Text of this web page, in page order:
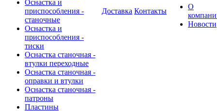
Оснастка и
приспособления -
станочные
Оснастка и
приспособления -
тиски
Оснастка станочная -
втулки переходные
Оснастка станочная -
оправки и втулки
Оснастка станочная -
патроны
Пластины
Доставка Контакты
О
Новости